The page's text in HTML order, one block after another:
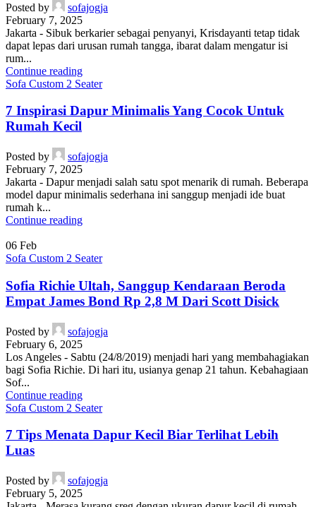
Posted by
sofajogja
February 7, 2025
Jakarta - Sibuk berkarier sebagai penyanyi, Krisdayanti tetap tidak
dapat lepas dari urusan rumah tangga, ibarat dalam mengatur isi
rum...
Continue reading
Sofa Custom 2 Seater
7 Inspirasi Dapur Minimalis Yang Cocok Untuk
Rumah Kecil
Posted by
sofajogja
February 7, 2025
Jakarta - Dapur menjadi salah satu spot menarik di rumah. Beberapa
model dapur minimalis sederhana ini sanggup menjadi ide buat
rumah k...
Continue reading
06 Feb
Sofa Custom 2 Seater
Sofia Richie Ultah, Sanggup Kendaraan Beroda
Empat James Bond Rp 2,8 M Dari Scott Disick
Posted by
sofajogja
February 6, 2025
Los Angeles - Sabtu (24/8/2019) menjadi hari yang membahagiakan
bagi Sofia Richie. Di hari itu, usianya genap 21 tahun. Kebahagiaan
Sof...
Continue reading
Sofa Custom 2 Seater
7 Tips Menata Dapur Kecil Biar Terlihat Lebih
Luas
Posted by
sofajogja
February 5, 2025